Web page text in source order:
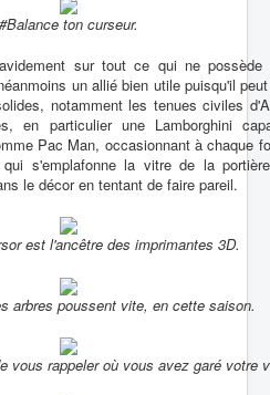
#Balance ton curseur.
sur tout ce qui ne possède
un allié bien utile puisqu'il
notamment les tenues civiles
en particulier une Lamborghini
Pac Man, occasionnant à chaque
s'emplafonne la vitre de la
le décor en tentant de faire pareil.
est l'ancêtre des imprimantes 3D.
arbres poussent vite, en cette saison.
vous rappeler où vous avez garé votre